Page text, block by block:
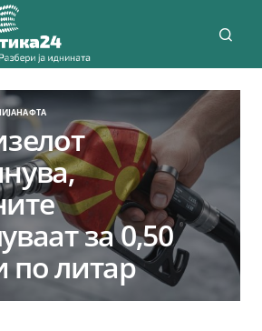
НАФТА
за 0,50
по литар